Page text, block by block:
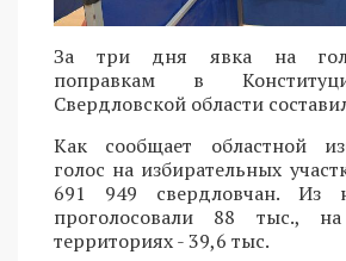
За три дня явка на
поправкам в
Свердловской области
Как сообщает областной
голос на избирательных
691 949 свердловчан.
проголосовали 88 тыс.,
территориях - 39,6 тыс.